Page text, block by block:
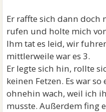
Er raffte sich dann doch
rufen und holte mich
Ihm tat es leid, wir
mittlerweile war es 3.
Er legte sich hin, rollte
keinen Fetzen. Es war
ohnehin wach, weil ich
musste. Außerdem fing